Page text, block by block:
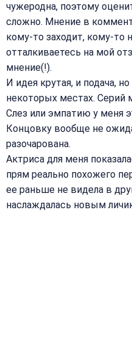
чужеродна, поэтому
сложно. Мнение в
кому-то заходит, кому-то
отталкиваетесь на мой
мнение(!).
И идея крутая, и подача,
некоторых местах. Серий
Слез или эмпатию у меня
Концовку вообще не
разочарована.
Актриса для меня
прям реально похожего
ее раньше не видела в
наслаждалась новым